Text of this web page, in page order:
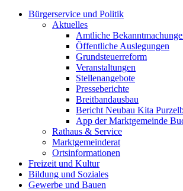
Bürgerservice und Politik
Aktuelles
Amtliche
Öffentliche Auslegungen
Grundsteuerreform
Veranstaltungen
Stellenangebote
Presseberichte
Breitbandausbau
Bericht Neubau Kita
App der Marktgemeinde
Rathaus & Service
Marktgemeinderat
Ortsinformationen
Freizeit und Kultur
Bildung und Soziales
Gewerbe und Bauen